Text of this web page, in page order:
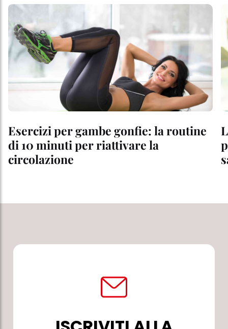
Esercizi per gambe gonfie: la routine
di 10 minuti per riattivare la
circolazione